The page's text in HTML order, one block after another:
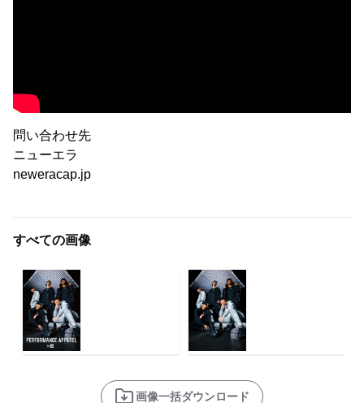
問い合わせ先
ニューエラ
neweracap.jp
すべての画像
画像一括ダウンロード